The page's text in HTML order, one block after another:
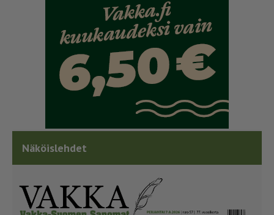
Näköislehdet